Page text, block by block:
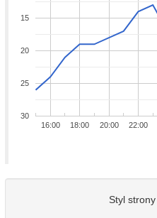
16:00 18:00 20:00 22:00
15
20
25
30
Styl strony